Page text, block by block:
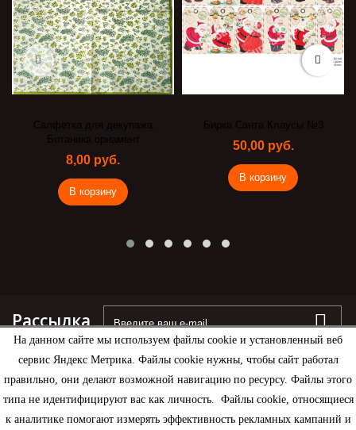
На данном сайте мы используем файлы cookie и установленный веб
сервис Яндекс Метрика. Файлы cookie нужны, чтобы сайт работал
правильно, они делают возможной навигацию по ресурсу. Файлы этого
типа не идентифицируют вас как личность. Файлы cookie, относящиеся
к аналитике помогают измерять эффективность рекламных кампаний и
Салфетка для декупажа
Ботаника орнамент
8,00 руб.
В корзину
Бирка Санта Клаусы №3
50,00 руб.
В корзину
Рассылка
Информация